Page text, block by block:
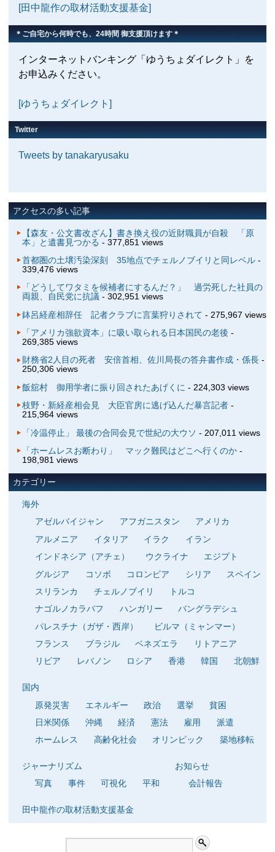
[田中龍作の取材活動支援基金]
＊ご自宅から何時でも、24時間 御支援頂けます＊
インターネットバンキング「ゆうちょダイレクト」を
お申込みください。
[ゆうちょダイレクト]
Twitter
Tweets by tanakaryusaku
アクセスの多い記事
【森友・公文書改ざん】書き換え役の近財職員が自殺 「原
本」と遺書見つかる - 377,851 views
首都圏の土壌汚染深刻 35地点でチェルノブイリと同レベル-
339,476 views
「どうしてワタミを候補者にするんだ？」 過労死した社員の
両親、自民党に抗議- 302,951 views
鉢呂経産相辞任 記者クラブに言葉狩りされて - 275,967 views
「アメリカ強欲資本」に吸い取られる日本国民の老後 -
269,385 views
財務省2人目の死者 安倍首相、佐川局長の答弁書作成・係長-
250,306 views
飯舘村 御用学者に振り回されたあげくに - 224,303 views
枝野・新経産相会見 大臣官房に逃げ込んだ暴言記者-
215,964 views
「冷温停止」 最後の合同会見で世紀の大ウソ - 207,011 views
「ホームレスお断わり」 マック難民はどこへ行くのか-
198,981 views
カテゴリー
海外
アゼルバイジャン
アフガニスタン
アメリカ
アルメニア
イタリア イラク
イラン
インドネシア（アチェ）
ウクライナ
エジプト
グルジア
コソボ コロンビア シリア
スペイン
スリランカ
チェルノブイリ
トルコ
ナゴルノカラバフ
ハンガリー
バングラデシュ
パレスチナ（ガザ・西岸）
ビルマ（ミャンマー）
フランス
ブラジル ベネズエラ
リトアニア
リビア
レバノン ロシア 香港 韓国 北朝鮮
国内
原発災害
エネルギー 政治 選挙
貧困
日米関係
沖縄 経済 憲法 雇用
派遣
ホームレス
高齢化社会 オリンピック 築地移転
ジャーナリズム
写真
事件 可視化 平和
お知らせ
会計報告
田中龍作の取材活動支援基金